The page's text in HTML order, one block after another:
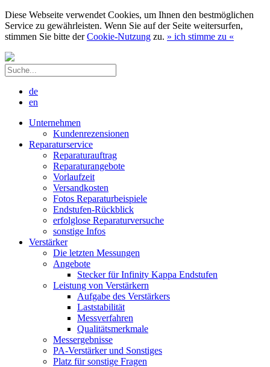
Diese Webseite verwendet Cookies, um Ihnen den bestmöglichen
Service zu gewährleisten. Wenn Sie auf der Seite weitersurfen,
stimmen Sie bitte derCookie-Nutzung zu. » ich stimme zu «
de
en
Unternehmen
Kundenrezensionen
Reparaturservice
Reparaturauftrag
Reparaturangebote
Vorlaufzeit
Versandkosten
Fotos Reparaturbeispiele
Endstufen-Rückblick
erfolglose Reparaturversuche
sonstige Infos
Verstärker
Die letzten Messungen
Angebote
Stecker für Infinity Kappa Endstufen
Leistung von Verstärkern
Aufgabe des Verstärkers
Laststabilität
Messverfahren
Qualitätsmerkmale
Messergebnisse
PA-Verstärker und Sonstiges
Platz für sonstige Fragen